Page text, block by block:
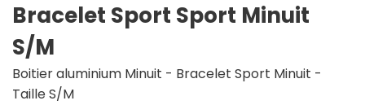
Bracelet Sport Sport Minuit
S/M
Boitier aluminium Minuit - Bracelet Sport Minuit -
Taille S/M